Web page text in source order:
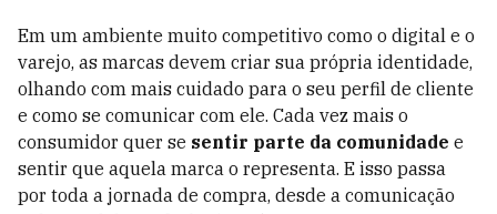
Em um ambiente muito competitivo como o digital e o
varejo, as marcas devem criar sua própria identidade,
olhando com mais cuidado para o seu perfil de cliente
e como se comunicar com ele. Cada vez mais o
consumidor quer se sentir parte da comunidade e
sentir que aquela marca o representa. E isso passa
por toda a jornada de compra, desde a comunicação